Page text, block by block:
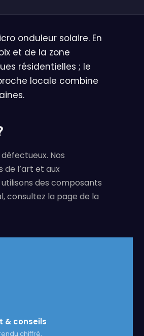
onduleur solaire. En
et de la zone
résidentielles ; le
locale combine
Nos
l’art et aux
des composants
consultez la page de la
& conseils
chiffré,